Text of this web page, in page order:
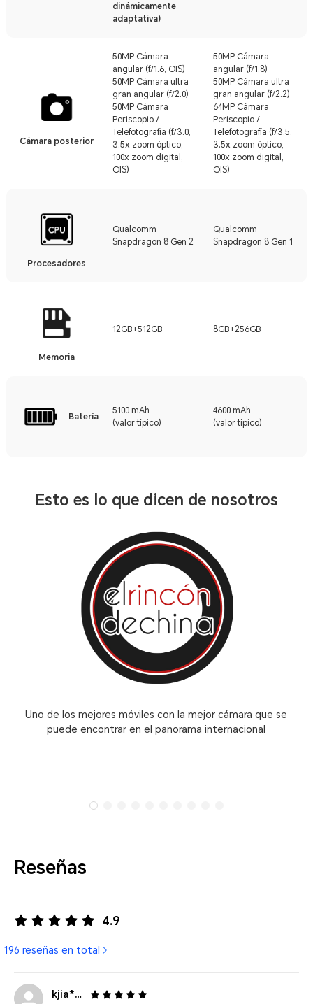
dinámicamente
adaptativa)
Cámara posterior
50MP Cámara
angular (f/1.6, OIS)
50MP Cámara ultra
gran angular (f/2.0)
50MP Cámara
Periscopio /
Telefotografía (f/3.0,
3.5x zoom óptico,
100x zoom digital,
OIS)
50MP Cámara
angular (f/1.8)
50MP Cámara ultra
gran angular (f/2.2)
64MP Cámara
Periscopio /
Telefotografía (f/3.5,
3.5x zoom óptico,
100x zoom digital,
OIS)
Procesadores
Qualcomm
Snapdragon 8 Gen 2
Qualcomm
Snapdragon 8 Gen 1
Memoria
12GB+512GB 8GB+256GB
Batería
5100 mAh
(valor típico)
4600 mAh
(valor típico)
Esto es lo que dicen de nosotros
Uno de los mejores móviles con la mejor cámara que se
puede encontrar en el panorama internacional
Reseñas
4.9
196 reseñas en total
kjia****@gmail.com